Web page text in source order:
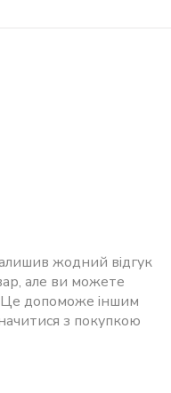
жодний відгук
але ви можете
допоможе іншим
з покупкою